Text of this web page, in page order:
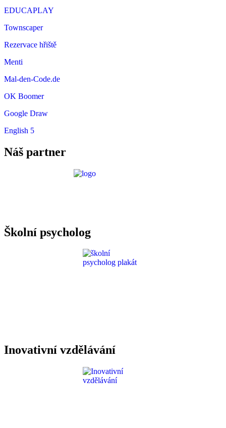
EDUCAPLAY
Townscaper
Rezervace hřiště
Menti
Mal-den-Code.de
OK Boomer
Google Draw
English 5
Náš partner
Školní psycholog
Inovativní vzdělávání